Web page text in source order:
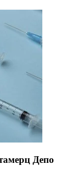
Депо